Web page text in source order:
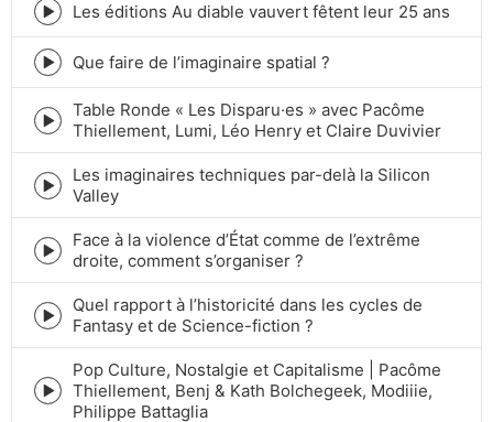
Episode
play
icon
Les éditions Au diable vauvert fêtent leur 25 ans
Episode
play
icon
Que faire de l’imaginaire spatial ?
Episode
play
icon
Table Ronde « Les Disparu·es » avec Pacôme
Thiellement, Lumi, Léo Henry et Claire Duvivier
Episode
play
icon
Les imaginaires techniques par-delà la Silicon
Valley
Episode
play
icon
Face à la violence d’État comme de l’extrême
droite, comment s’organiser ?
Episode
play
icon
Quel rapport à l’historicité dans les cycles de
Fantasy et de Science-fiction ?
Episode
Pop Culture, Nostalgie et Capitalisme | Pacôme
Thiellement, Benj & Kath Bolchegeek, Modiiie,
Philippe Battaglia